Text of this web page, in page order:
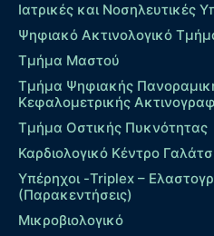
Ιατρικές και Νοσηλευτικές
Ψηφιακό Ακτινολογικό
Τμήμα Μαστού
Τμήμα Ψηφιακής
Κεφαλομετρικής
Τμήμα Οστικής Πυκνότητας
Καρδιολογικό Κέντρο
Υπέρηχοι -Triplex –
(Παρακεντήσεις)
Μικροβιολογικό